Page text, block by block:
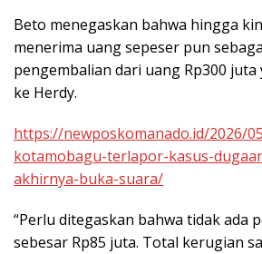
Beto menegaskan bahwa hingga
menerima uang sepeser pun
pengembalian dari uang Rp300
ke Herdy.
https://newposkomanado.id/2026/
kotamobagu-terlapor-kasus-
akhirnya-buka-suara/
“Perlu ditegaskan bahwa tidak ada
sebesar Rp85 juta. Total kerugian